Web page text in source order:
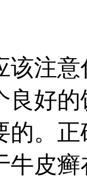
该注
良好
的。
牛皮